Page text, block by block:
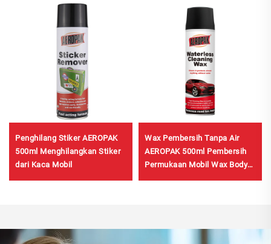
Penghilang Stiker AEROPAK
500ml Menghilangkan Stiker
dari Kaca Mobil
Wax Pembersih Tanpa Air
AEROPAK 500ml Pembersih
Permukaan Mobil Wax Body